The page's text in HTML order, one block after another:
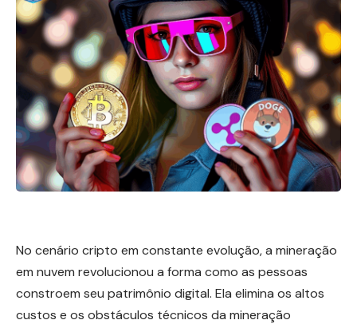
No cenário cripto em constante evolução, a mineração
em nuvem revolucionou a forma como as pessoas
constroem seu patrimônio digital. Ela elimina os altos
custos e os obstáculos técnicos da mineração